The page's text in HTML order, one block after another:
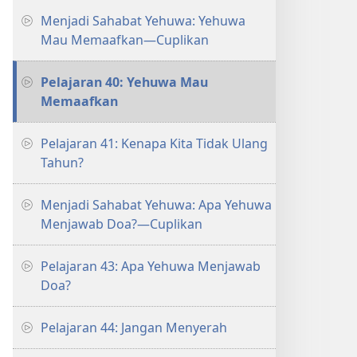
Menjadi Sahabat Yehuwa: Yehuwa
Mau Memaafkan—Cuplikan
Pelajaran 40: Yehuwa Mau
Memaafkan
Pelajaran 41: Kenapa Kita Tidak Ulang
Tahun?
Menjadi Sahabat Yehuwa: Apa Yehuwa
Menjawab Doa?​—⁠Cuplikan
Pelajaran 43: Apa Yehuwa Menjawab
Doa?
Pelajaran 44: Jangan Menyerah